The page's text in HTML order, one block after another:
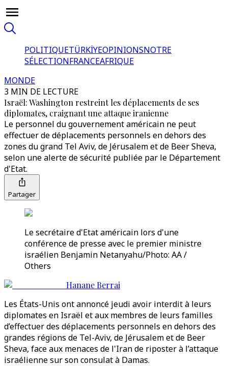
POLITIQUETÜRKİYEOPINIONSNOTRE
SÉLECTIONFRANCEAFRIQUE
MONDE
3 MIN DE LECTURE
Israël: Washington restreint les déplacements de ses
diplomates, craignant une attaque iranienne
Le personnel du gouvernement américain ne peut
effectuer de déplacements personnels en dehors des
zones du grand Tel Aviv, de Jérusalem et de Beer Sheva,
selon une alerte de sécurité publiée par le Département
d'Etat.
Partager
Le secrétaire d'Etat américain lors d'une
conférence de presse avec le premier ministre
israélien Benjamin Netanyahu/Photo: AA /
Others
Hanane Berrai
Les États-Unis ont annoncé jeudi avoir interdit à leurs
diplomates en Israël et aux membres de leurs familles
d’effectuer des déplacements personnels en dehors des
grandes régions de Tel-Aviv, de Jérusalem et de Beer
Sheva, face aux menaces de l'Iran de riposter à l’attaque
israélienne sur son consulat à Damas.